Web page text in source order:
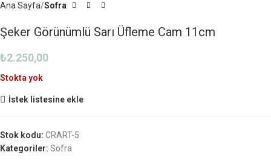
Ana Sayfa Sofra
Şeker Görünümlü Sarı Üfleme Cam 11cm
₺2.250,00
Stokta yok
İstek listesine ekle
Stok kodu: CRART-5
Kategoriler: Sofra